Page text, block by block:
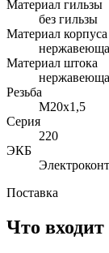
Материал гильзы
без гильзы
Материал корпуса
Материал штока
Резьба
M20x1,5
Серия
220
ЭКБ
Поставка
Что входит